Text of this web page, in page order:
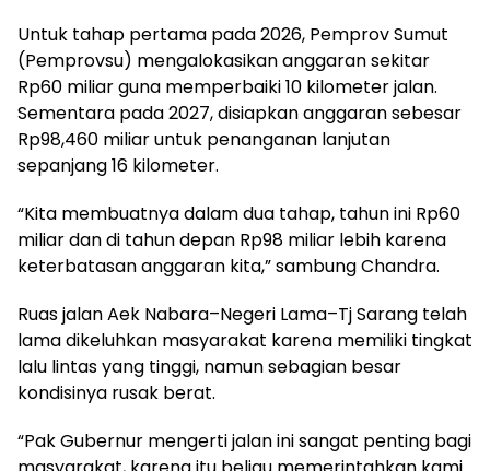
Untuk tahap pertama pada 2026, Pemprov Sumut
(Pemprovsu) mengalokasikan anggaran sekitar
Rp60 miliar guna memperbaiki 10 kilometer jalan.
Sementara pada 2027, disiapkan anggaran sebesar
Rp98,460 miliar untuk penanganan lanjutan
sepanjang 16 kilometer.
“Kita membuatnya dalam dua tahap, tahun ini Rp60
miliar dan di tahun depan Rp98 miliar lebih karena
keterbatasan anggaran kita,” sambung Chandra.
Ruas jalan Aek Nabara–Negeri Lama–Tj Sarang telah
lama dikeluhkan masyarakat karena memiliki tingkat
lalu lintas yang tinggi, namun sebagian besar
kondisinya rusak berat.
“Pak Gubernur mengerti jalan ini sangat penting bagi